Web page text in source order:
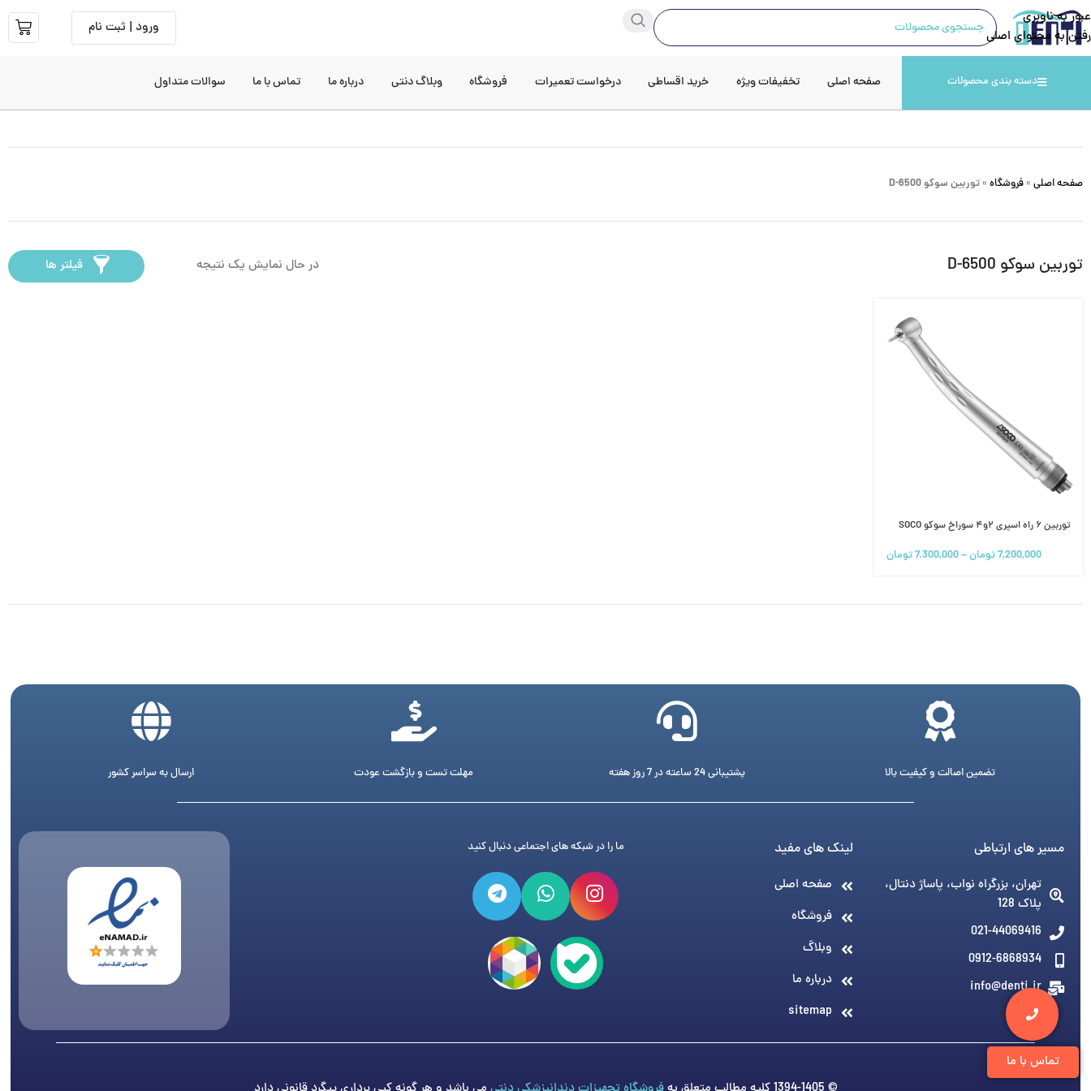
عبور به ناوبری
رفتن به محتوای اصلی
ورود | ثبت نام
دسته بندی محصولات صفحه اصلی تخفیفات ویژه خرید اقساطی درخواست تعمیرات فروشگاه وبلاگ دنتی درباره ما تماس با ما سوالات متداول
صفحه اصلی » فروشگاه » توربین سوکو D-6500
توربین سوکو D-6500 در حال نمایش یک نتیجه فیلتر ها
توربین ۶ راه اسپری ۲و۴ سوراخ سوکو SOCO
7,200,000تومان–
7,300,000تومان
تماس با ما
تضمین اصالت و کیفیت بالا پشتیبانی 24 ساعته در 7 روز هفته مهلت تست و بازگشت عودت ارسال به سراسر کشور
مسیر های ارتباطی
تهران، بزرگراه نواب، پاساژ دنتال،
پلاک 128
021-44069416
0912-6868934
info@denti.ir
لینک های مفید
صفحه اصلی
فروشگاه
وبلاگ
درباره ما
sitemap
ما را در شبکه های اجتماعی دنبال کنید